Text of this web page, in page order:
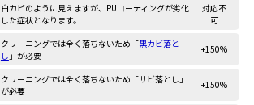
白カビのように見えますが、PUコーティングが劣化
した症状となります。
対応不
可
クリーニングでは全く落ちないため「黒カビ落と
し 」が必要
+150%
クリーニングでは全く落ちないため「サビ落とし」
が必要
+150%